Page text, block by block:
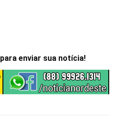
enviar sua notícia!